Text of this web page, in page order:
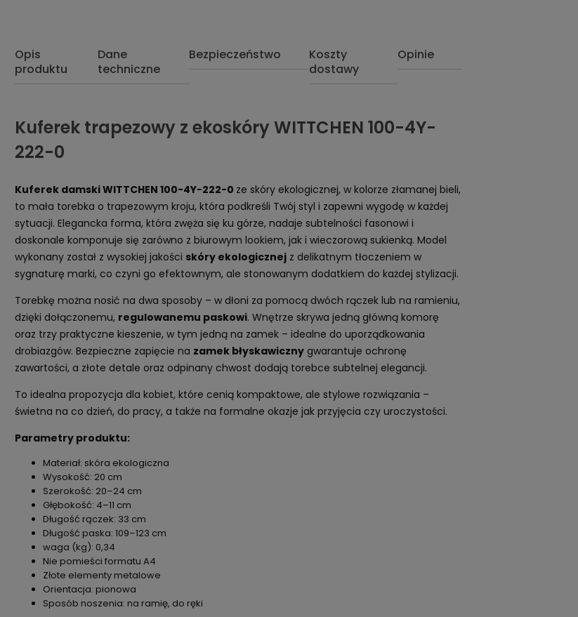
Opis
produktu
Dane
techniczne
Bezpieczeństwo
Koszty
dostawy
Opinie
Kuferek trapezowy z ekoskóry WITTCHEN 100-4Y-
222-0
Kuferek damski WITTCHEN 100-4Y-222-0 ze skóry ekologicznej, w kolorze złamanej bieli,
to mała torebka o trapezowym kroju, która podkreśli Twój styl i zapewni wygodę w każdej
sytuacji. Elegancka forma, która zwęża się ku górze, nadaje subtelności fasonowi i
doskonale komponuje się zarówno z biurowym lookiem, jak i wieczorową sukienką. Model
wykonany został z wysokiej jakości skóry ekologicznej z delikatnym tłoczeniem w
sygnaturę marki, co czyni go efektownym, ale stonowanym dodatkiem do każdej stylizacji.
Torebkę można nosić na dwa sposoby – w dłoni za pomocą dwóch rączek lub na ramieniu,
dzięki dołączonemu, regulowanemu paskowi. Wnętrze skrywa jedną główną komorę
oraz trzy praktyczne kieszenie, w tym jedną na zamek – idealne do uporządkowania
drobiazgów. Bezpieczne zapięcie na zamek błyskawiczny gwarantuje ochronę
zawartości, a złote detale oraz odpinany chwost dodają torebce subtelnej elegancji.
To idealna propozycja dla kobiet, które cenią kompaktowe, ale stylowe rozwiązania –
świetna na co dzień, do pracy, a także na formalne okazje jak przyjęcia czy uroczystości.
Parametry produktu:
Materiał: skóra ekologiczna
Wysokość: 20 cm
Szerokość: 20–24 cm
Głębokość: 4–11 cm
Długość rączek: 33 cm
Długość paska: 109–123 cm
waga (kg): 0,34
Nie pomieści formatu A4
Złote elementy metalowe
Orientacja: pionowa
Sposób noszenia: na ramię, do ręki